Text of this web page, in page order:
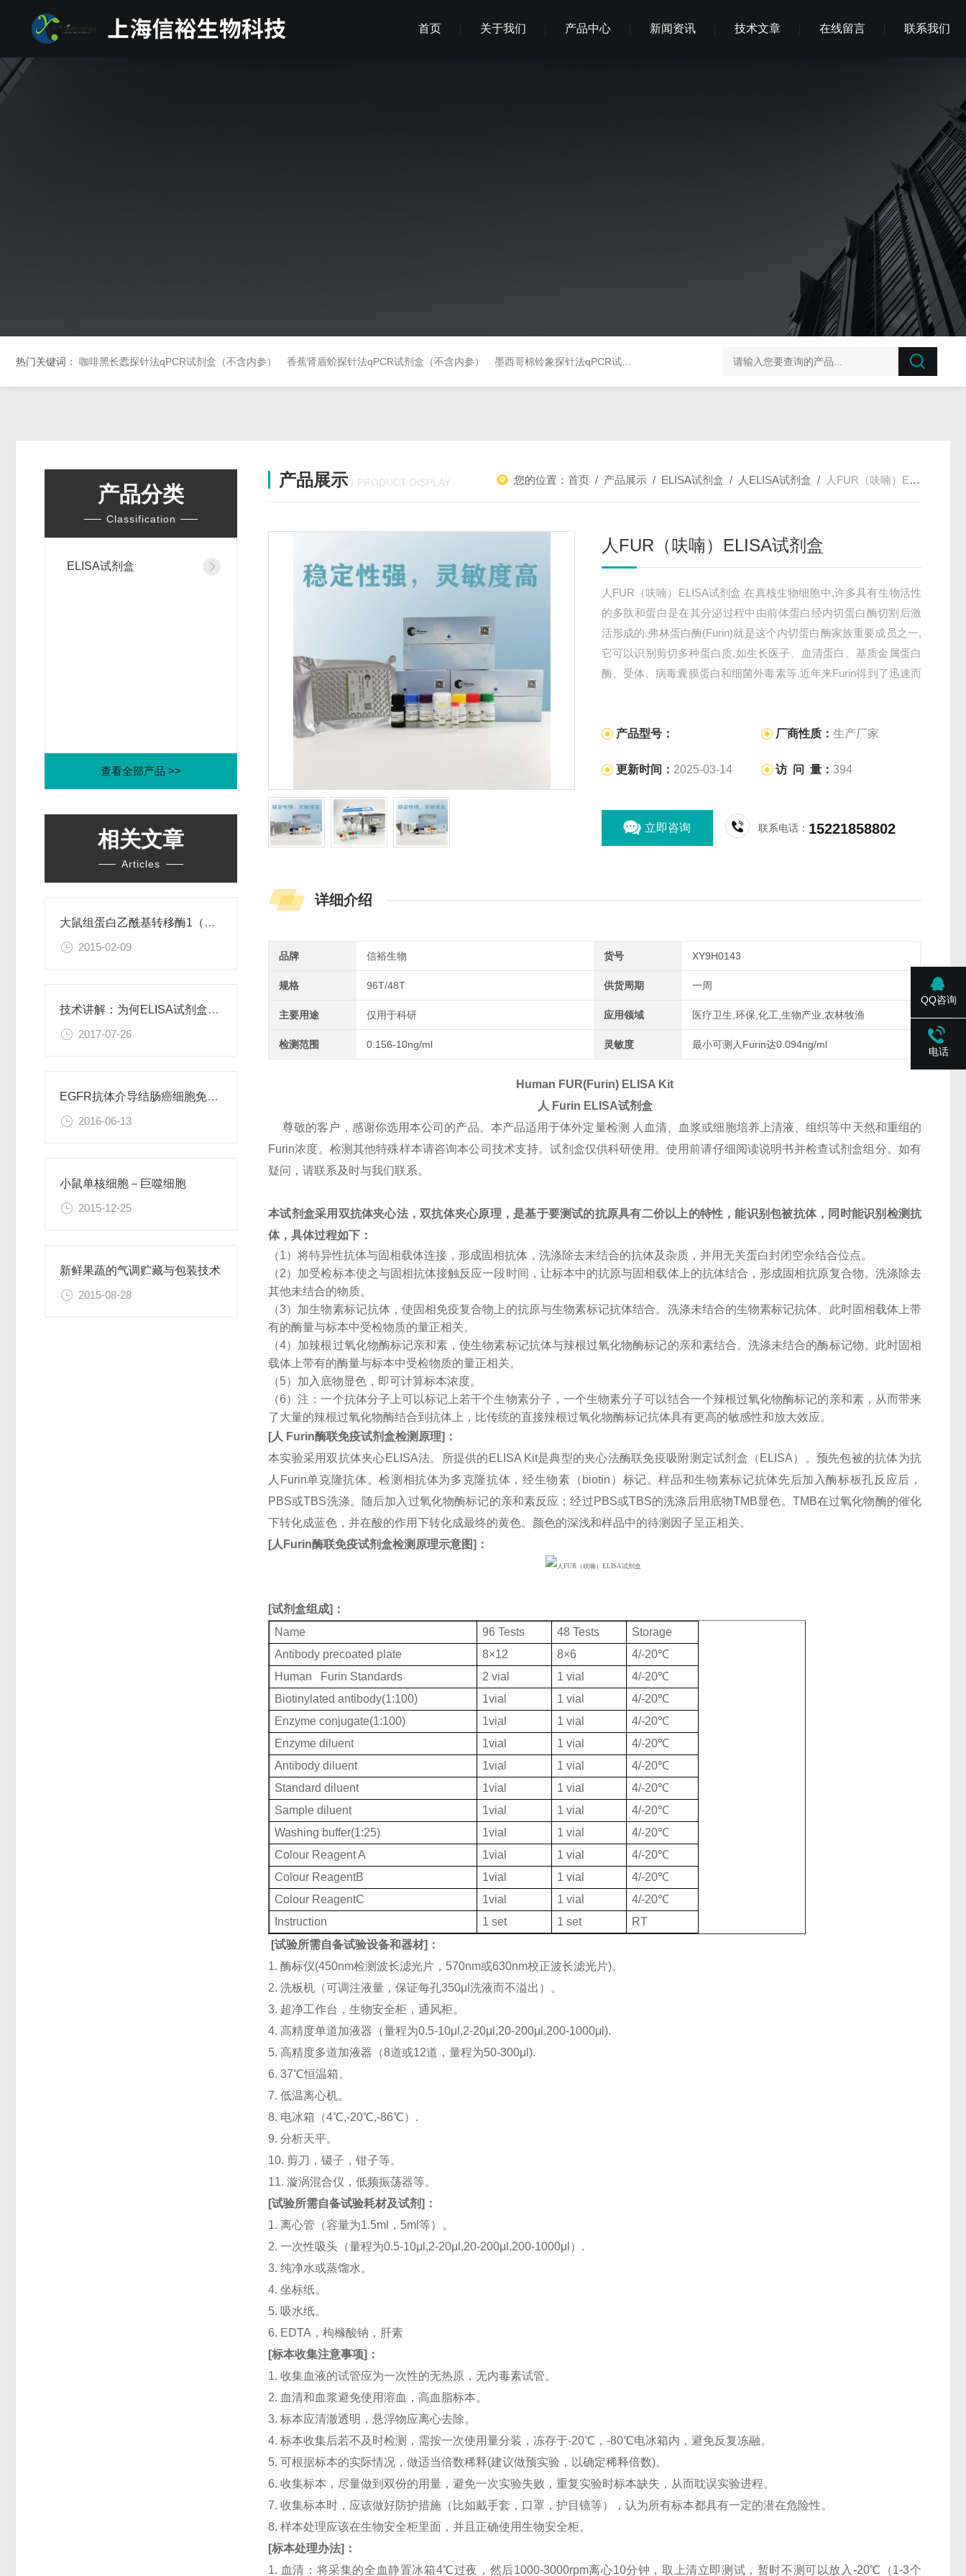
首页 关于我们 产品中心 新闻资讯 技术文章 在线留言 联系我们
热门关键词： 咖啡黑长蠹探针法qPCR试剂盒（不含内参） 香蕉肾盾蚧探针法qPCR试剂盒（不含内参） 墨西哥棉铃象探针法qPCR试剂盒（不含内参） 榛子东部枯萎病菌探针法qPCR试剂盒不含内参
产品分类
Classification
ELISA试剂盒
查看全部产品 >>
相关文章
Articles
大鼠组蛋白乙酰基转移酶1（HAT1）ELISA试剂盒
2015-02-09
技术讲解：为何ELISA试剂盒OD值不正常
2017-07-26
EGFR抗体介导结肠癌细胞免疫性凋亡
2016-06-13
小鼠单核细胞－巨噬细胞
2015-12-25
新鲜果蔬的气调贮藏与包装技术
2015-08-28
产品展示 / PRODUCT DISPLAY 您的位置：首页 / 产品展示 / ELISA试剂盒 / 人ELISA试剂盒 / 人FUR（呋喃）ELISA试剂盒
人FUR（呋喃）ELISA试剂盒
人FUR（呋喃）ELISA试剂盒 在真核生物细胞中,许多具有生物活性
的多肽和蛋白是在其分泌过程中由前体蛋白经内切蛋白酶切割后激
活形成的.弗林蛋白酶(Furin)就是这个内切蛋白酶家族重要成员之一,
它可以识别剪切多种蛋白质,如生长医子、血清蛋白、基质金属蛋白
酶、受体、病毒囊膜蛋白和细菌外毒素等.近年来Furin得到了迅速而
产品型号：
厂商性质：生产厂家
更新时间： 2025-03-14 访 问 量：394
立即咨询 联系电话： 15221858802
详细介绍
品牌 信裕生物 货号 XY9H0143
规格 96T/48T 供货周期 一周
主要用途 仅用于科研 应用领域 医疗卫生,环保,化工,生物产业,农林牧渔
检测范围 0.156-10ng/ml 灵敏度 最小可测人Furin达0.094ng/ml
Human FUR(Furin) ELISA Kit
人 Furin ELISA试剂盒
尊敬的客户，感谢你选用本公司的产品。本产品适用于体外定量检测 人血清、血浆或细胞培养上清液、组织等中天然和重组的
Furin浓度。检测其他特殊样本请咨询本公司技术支持。试剂盒仅供科研使用。使用前请仔细阅读说明书并检查试剂盒组分。如有
疑问，请联系及时与我们联系。
本试剂盒采用双抗体夹心法，双抗体夹心原理，是基于要测试的抗原具有二价以上的特性，能识别包被抗体，同时能识别检测抗
体，具体过程如下：
（1）将特异性抗体与固相载体连接，形成固相抗体，洗涤除去未结合的抗体及杂质，并用无关蛋白封闭空余结合位点。
（2）加受检标本使之与固相抗体接触反应一段时间，让标本中的抗原与固相载体上的抗体结合，形成固相抗原复合物。洗涤除去
其他未结合的物质。
（3）加生物素标记抗体，使固相免疫复合物上的抗原与生物素标记抗体结合。洗涤未结合的生物素标记抗体。此时固相载体上带
有的酶量与标本中受检物质的量正相关。
（4）加辣根过氧化物酶标记亲和素，使生物素标记抗体与辣根过氧化物酶标记的亲和素结合。洗涤未结合的酶标记物。此时固相
载体上带有的酶量与标本中受检物质的量正相关。
（5）加入底物显色，即可计算标本浓度。
（6）注：一个抗体分子上可以标记上若干个生物素分子，一个生物素分子可以结合一个辣根过氧化物酶标记的亲和素，从而带来
了大量的辣根过氧化物酶结合到抗体上，比传统的直接辣根过氧化物酶标记抗体具有更高的敏感性和放大效应。
[人 Furin酶联免疫试剂盒检测原理] ：
本实验采用双抗体夹心ELISA法。所提供的ELISA Kit是典型的夹心法酶联免疫吸附测定试剂盒（ELISA）。预先包被的抗体为抗
人Furin单克隆抗体。检测相抗体为多克隆抗体，经生物素（biotin）标记。样品和生物素标记抗体先后加入酶标板孔反应后，
PBS或TBS洗涤。随后加入过氧化物酶标记的亲和素反应；经过PBS或TBS的洗涤后用底物TMB显色。TMB在过氧化物酶的催化
下转化成蓝色，并在酸的作用下转化成最终的黄色。颜色的深浅和样品中的待测因子呈正相关。
[人 Furin酶联免疫试剂盒检测原理示意图] ：
[试剂盒组成]：
Name
96 Tests 48 Tests
Storage
Antibody precoated plate
8×12 8×6
4/-20℃
Human Furin Standards
2 vial 1 vial
4/-20℃
Biotinylated antibody(1:100)
1vial 1 vial
4/-20℃
Enzyme conjugate(1:100)
1vial 1 vial
4/-20℃
Enzyme diluent
1vial 1 vial
4/-20℃
Antibody diluent
1vial 1 vial
4/-20℃
Standard diluent
1vial 1 vial
4/-20℃
Sample diluent
1vial 1 vial
4/-20℃
Washing buffer(1:25)
1vial 1 vial
4/-20℃
Colour Reagent A
1vial 1 vial
4/-20℃
Colour ReagentB
1vial 1 vial
4/-20℃
Colour ReagentC
1vial 1 vial
4/-20℃
Instruction
1 set 1 set
RT
[试验所需自备试验设备和器材]：
1. 酶标仪(450nm检测波长滤光片，570nm或630nm校正波长滤光片)。
2. 洗板机（可调注液量，保证每孔350μl洗液而不溢出）。
3. 超净工作台，生物安全柜，通风柜。
4. 高精度单道加液器（量程为0.5-10μl,2-20μl,20-200μl,200-1000μl).
5. 高精度多道加液器（8道或12道，量程为50-300μl).
6. 37℃恒温箱。
7. 低温离心机。
8. 电冰箱（4℃,-20℃,-86℃）.
9. 分析天平。
10. 剪刀，镊子，钳子等。
11. 漩涡混合仪，低频振荡器等。
[试验所需自备试验耗材及试剂]：
1. 离心管（容量为1.5ml，5ml等）。
2. 一次性吸头（量程为0.5-10μl,2-20μl,20-200μl,200-1000μl）.
3. 纯净水或蒸馏水。
4. 坐标纸。
5. 吸水纸。
6. EDTA，枸橼酸钠，肝素
[标本收集注意事项]：
1. 收集血液的试管应为一次性的无热原，无内毒素试管。
2. 血清和血浆避免使用溶血，高血脂标本。
3. 标本应清澈透明，悬浮物应离心去除。
4. 标本收集后若不及时检测，需按一次使用量分装，冻存于-20℃，-80℃电冰箱内，避免反复冻融。
5. 可根据标本的实际情况，做适当倍数稀释(建议做预实验，以确定稀释倍数)。
6. 收集标本，尽量做到双份的用量，避免一次实验失败，重复实验时标本缺失，从而耽误实验进程。
7. 收集标本时，应该做好防护措施（比如戴手套，口罩，护目镜等），认为所有标本都具有一定的潜在危险性。
8. 样本处理应该在生物安全柜里面，并且正确使用生物安全柜。
[标本处理办法]：
1. 血清：将采集的全血静置冰箱4℃过夜，然后1000-3000rpm离心10分钟，取上清立即测试，暂时不测可以放入-20℃（1-3个
QQ咨询
电话